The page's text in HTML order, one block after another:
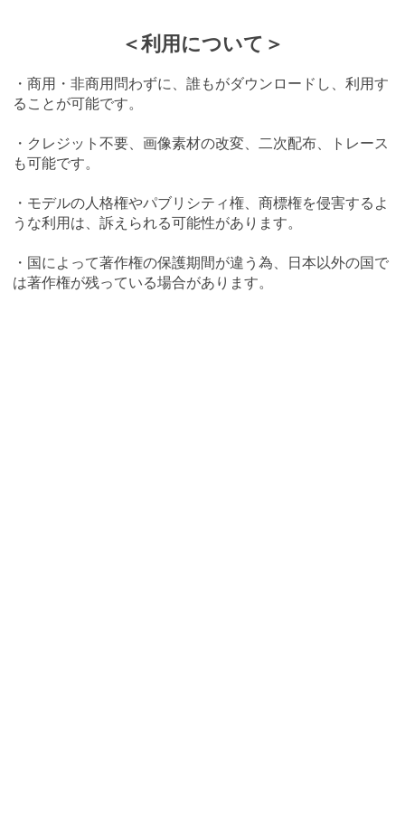
＜利用について＞
・商用・非商用問わずに、誰もがダウンロードし、利用す
ることが可能です。
・クレジット不要、画像素材の改変、二次配布、トレース
も可能です。
・モデルの人格権やパブリシティ権、商標権を侵害するよ
うな利用は、訴えられる可能性があります。
・国によって著作権の保護期間が違う為、日本以外の国で
は著作権が残っている場合があります。